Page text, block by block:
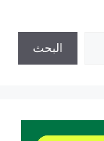
البحث